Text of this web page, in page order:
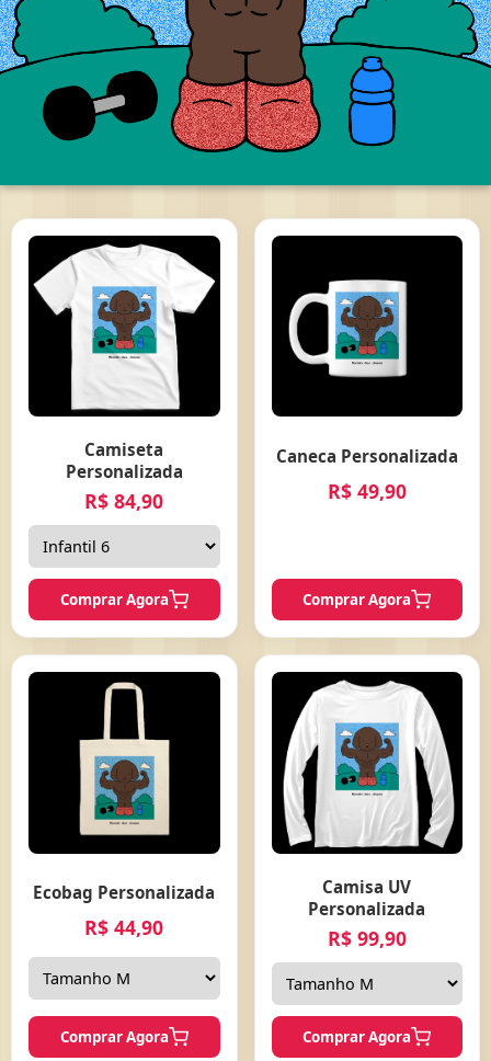
Camiseta
Personalizada
R$ 84,90
Comprar Agora
Caneca Personalizada
R$ 49,90
Comprar Agora
Ecobag Personalizada
R$ 44,90
Comprar Agora
Camisa UV
Personalizada
R$ 99,90
Comprar Agora